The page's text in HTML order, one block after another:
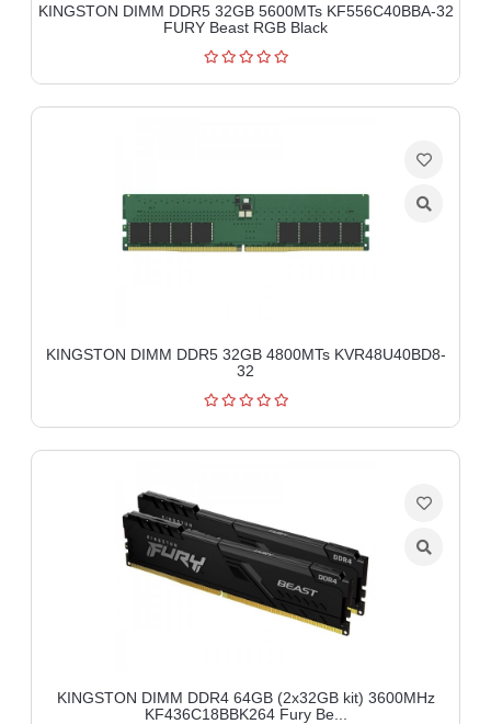
KINGSTON DIMM DDR5 32GB 5600MTs KF556C40BBA-32
FURY Beast RGB Black
KINGSTON DIMM DDR5 32GB 4800MTs KVR48U40BD8-
32
KINGSTON DIMM DDR4 64GB (2x32GB kit) 3600MHz
KF436C18BBK264 Fury Be...